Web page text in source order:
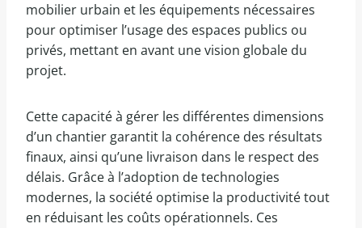
mobilier urbain et les équipements nécessaires
pour optimiser l’usage des espaces publics ou
privés, mettant en avant une vision globale du
projet.
Cette capacité à gérer les différentes dimensions
d’un chantier garantit la cohérence des résultats
finaux, ainsi qu’une livraison dans le respect des
délais. Grâce à l’adoption de technologies
modernes, la société optimise la productivité tout
en réduisant les coûts opérationnels. Ces